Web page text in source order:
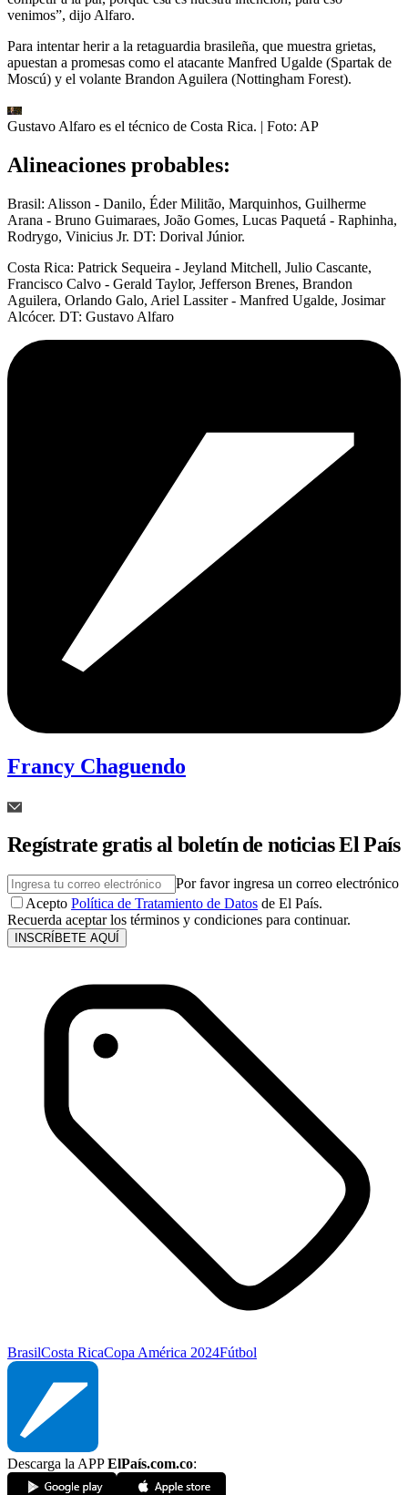
venimos”, dijo Alfaro.
Para intentar herir a la retaguardia brasileña, que muestra grietas,
apuestan a promesas como el atacante Manfred Ugalde (Spartak de
Moscú) y el volante Brandon Aguilera (Nottingham Forest).
Gustavo Alfaro es el técnico de Costa Rica. | Foto: AP
Alineaciones probables:
Brasil: Alisson - Danilo, Éder Militão, Marquinhos, Guilherme
Arana - Bruno Guimaraes, João Gomes, Lucas Paquetá - Raphinha,
Rodrygo, Vinicius Jr. DT: Dorival Júnior.
Costa Rica: Patrick Sequeira - Jeyland Mitchell, Julio Cascante,
Francisco Calvo - Gerald Taylor, Jefferson Brenes, Brandon
Aguilera, Orlando Galo, Ariel Lassiter - Manfred Ugalde, Josimar
Alcócer. DT: Gustavo Alfaro
Francy Chaguendo
Regístrate gratis al boletín de noticias El País
Por favor ingresa un correo electrónico
Acepto Política de Tratamiento de Datos de El País.
Recuerda aceptar los términos y condiciones para continuar.
INSCRÍBETE AQUÍ
BrasilCosta RicaCopa América 2024Fútbol
Descarga la APPElPaís.com.co: